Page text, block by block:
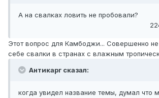
А на свалках ловить не пробовали?
Этот вопрос для Камбоджи... Совершенно
себе свалки в странах с влажным
Антикарг сказал:
когда увидел название темы, думал что